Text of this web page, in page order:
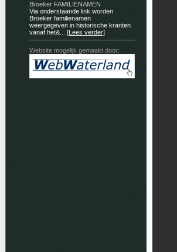
Broeker FAMILIENAMEN
Via onderstaande link worden
Broeker familienamen
weergegeven in historische kranten
vanaf het&... [Lees verder]
Website mogelijk gemaakt door: